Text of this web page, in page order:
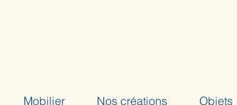
Mobilier Nos créations Objets